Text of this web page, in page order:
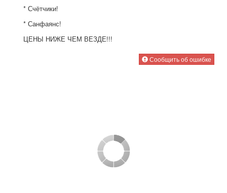
* Счётчики!
* Санфаянс!
ЦЕНЫ НИЖЕ ЧЕМ ВЕЗДЕ!!!
Сообщить об ошибке